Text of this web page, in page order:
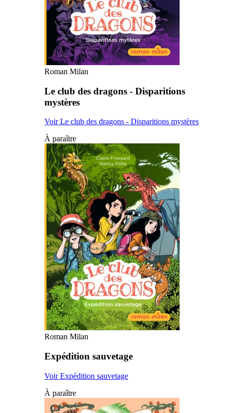
Roman Milan
Le club des dragons - Disparitions
mystères
Voir Le club des dragons - Disparitions mystères
À paraître
Roman Milan
Expédition sauvetage
Voir Expédition sauvetage
À paraître